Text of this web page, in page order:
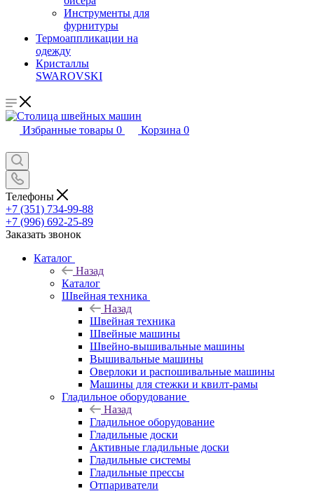
Инструменты для
фурнитуры
Термоаппликации на
одежду
Кристаллы
SWAROVSKI
Избранные товары 0 Корзина 0
Телефоны
+7 (351) 734-99-88
+7 (996) 692-25-89
Заказать звонок
Каталог
Назад
Каталог
Швейная техника
Назад
Швейная техника
Швейные машины
Швейно-вышивальные машины
Вышивальные машины
Оверлоки и распошивальные машины
Машины для стежки и квилт-рамы
Гладильное оборудование
Назад
Гладильное оборудование
Гладильные доски
Активные гладильные доски
Гладильные системы
Гладильные прессы
Отпариватели